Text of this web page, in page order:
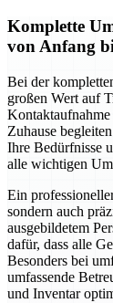
Komplette
von Anfang
Bei der
großen Wert auf
Zuhause
Ihre Bedürfnisse
alle wichtigen
Ein
sondern auch
ausgebildetem
dafür, dass alle
Besonders bei
umfassende
und Inventar